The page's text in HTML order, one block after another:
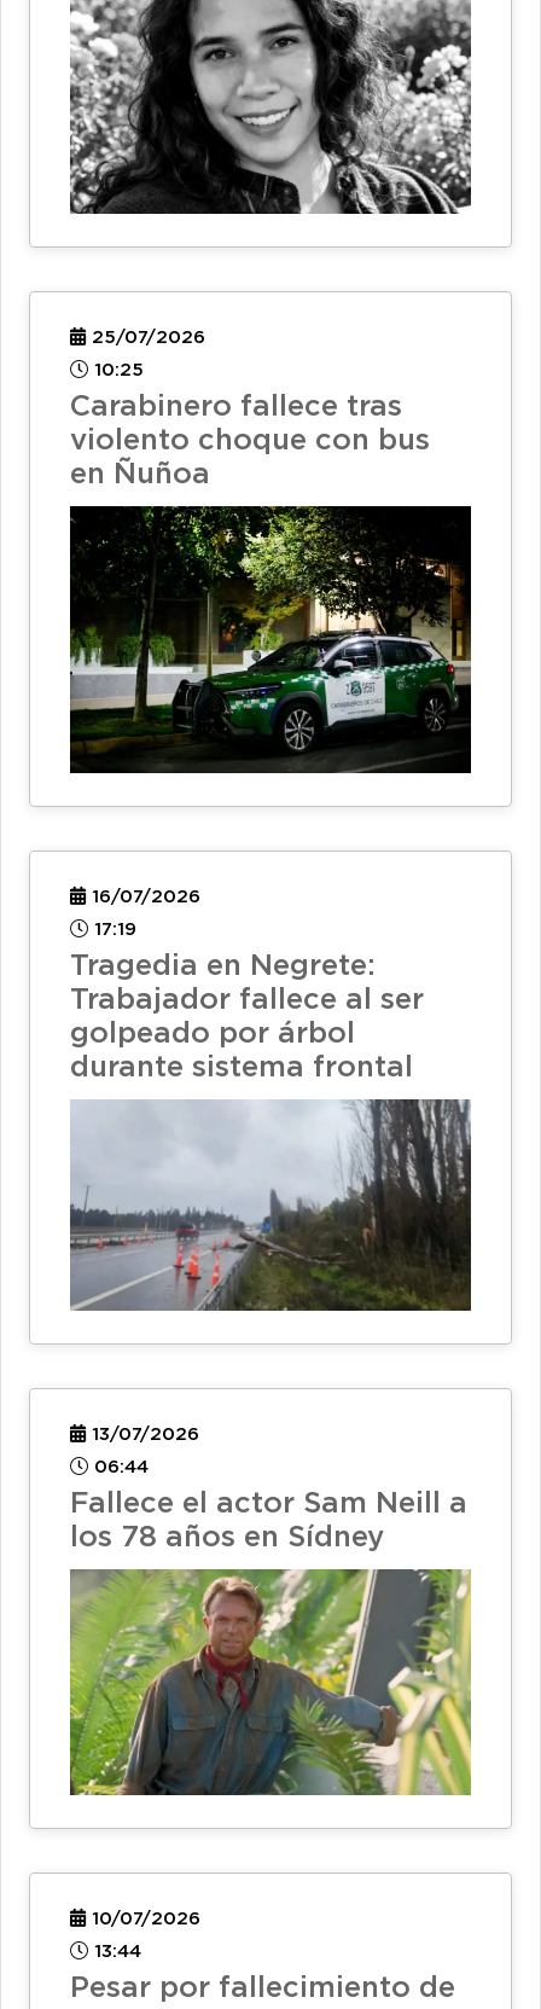
25/07/2026
10:25
Carabinero fallece tras
violento choque con bus
en Ñuñoa
16/07/2026
17:19
Tragedia en Negrete:
Trabajador fallece al ser
golpeado por árbol
durante sistema frontal
13/07/2026
06:44
Fallece el actor Sam Neill a
los 78 años en Sídney
10/07/2026
13:44
Pesar por fallecimiento de